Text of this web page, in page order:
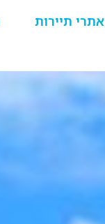
אתרי תיירות